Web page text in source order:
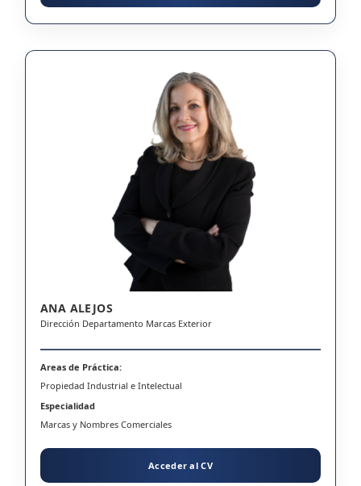
ANA ALEJOS
Dirección Departamento Marcas Exterior
Areas de Práctica:
Propiedad Industrial e Intelectual
Especialidad
Marcas y Nombres Comerciales
Acceder al CV